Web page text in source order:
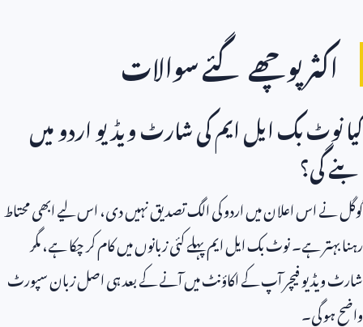
اکثر پوچھے گئے سوالات
کیا نوٹ بک ایل ایم کی شارٹ ویڈیو اردو میں
بنے گی؟
گوگل نے اس اعلان میں اردو کی الگ تصدیق نہیں دی، اس لیے ابھی محتاط
رہنا بہتر ہے۔ نوٹ بک ایل ایم پہلے کئی زبانوں میں کام کر چکا ہے، مگر
شارٹ ویڈیو فیچر آپ کے اکاؤنٹ میں آنے کے بعد ہی اصل زبان سپورٹ
واضح ہو گی۔